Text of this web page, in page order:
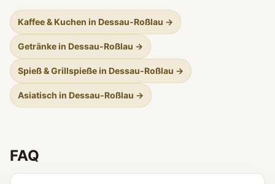
Kaffee & Kuchen in Dessau-Roßlau →
Getränke in Dessau-Roßlau →
Spieß & Grillspieße in Dessau-Roßlau →
Asiatisch in Dessau-Roßlau →
FAQ